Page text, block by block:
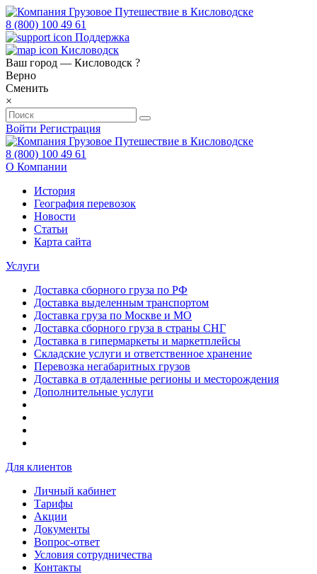
8 (800) 100 49 61
Поддержка
Кисловодск
Ваш город — Кисловодск ?
Верно
Сменить
×
Войти Регистрация
8 (800) 100 49 61
О Компании
История
География перевозок
Новости
Статьи
Карта сайта
Услуги
Доставка сборного груза по РФ
Доставка выделенным транспортом
Доставка груза по Москве и МО
Доставка сборного груза в страны СНГ
Доставка в гипермаркеты и маркетплейсы
Складские услуги и ответственное хранение
Перевозка негабаритных грузов
Доставка в отдаленные регионы и месторождения
Дополнительные услуги
Для клиентов
Личный кабинет
Тарифы
Акции
Документы
Вопрос-ответ
Условия сотрудничества
Контакты